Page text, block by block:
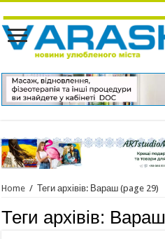
Home / Теги архівів: Вараш (page 29)
Теги архівів: Вараш